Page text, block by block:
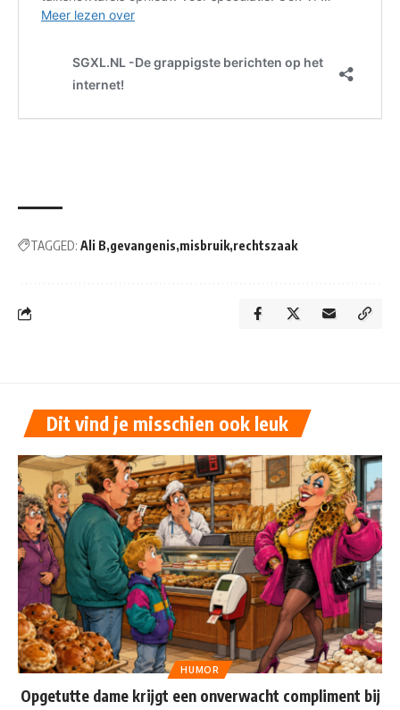
TAGGED: Ali B gevangenis misbruik rechtszaak
Dit vind je misschien ook leuk
HUMOR
Opgetutte dame krijgt een onverwacht compliment bij